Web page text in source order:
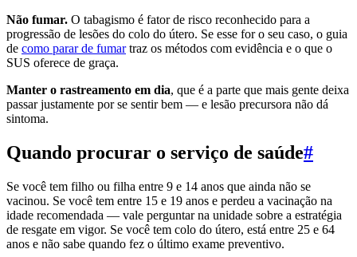
Não fumar. O tabagismo é fator de risco reconhecido para a
progressão de lesões do colo do útero. Se esse for o seu caso, o guia
de como parar de fumartraz os métodos com evidência e o que o
SUS oferece de graça.
Manter o rastreamento em dia, que é a parte que mais gente deixa
passar justamente por se sentir bem — e lesão precursora não dá
sintoma.
Quando procurar o serviço de saúde#
Se você tem filho ou filha entre 9 e 14 anos que ainda não se
vacinou. Se você tem entre 15 e 19 anos e perdeu a vacinação na
idade recomendada — vale perguntar na unidade sobre a estratégia
de resgate em vigor. Se você tem colo do útero, está entre 25 e 64
anos e não sabe quando fez o último exame preventivo.